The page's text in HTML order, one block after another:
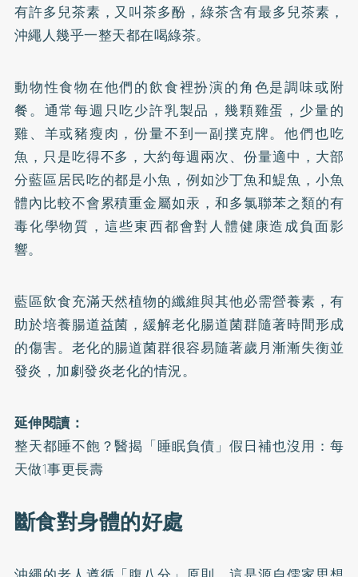
有許多兒茶素，又叫茶多酚，綠茶含有最多兒茶素，
沖繩人幾乎一整天都在喝綠茶。
動物性食物在他們的飲食裡扮演的角色是調味或附
餐。通常每週只吃少許乳製品，幾顆雞蛋，少量的
雞、羊或豬瘦肉，份量不到一副撲克牌。他們也吃
魚，只是吃得不多，大約每週兩次、份量適中，大部
分藍區居民吃的都是小魚，例如沙丁魚和鯷魚，小魚
體內比較不會累積重金屬如汞，和多氯聯苯之類的有
毒化學物質，這些東西都會對人體健康造成負面影
響。
藍區飲食充滿天然植物的纖維與其他必需營養素，有
助於培養腸道益菌，緩解老化腸道菌群隨著時間形成
的傷害。老化的腸道菌群很容易隨著歲月漸漸失衡並
發炎，加劇發炎老化的情況。
延伸閱讀：
整天都睡不飽？醫揭「睡眠負債」假日補也沒用：每
天做1事更長壽
斷食對身體的好處